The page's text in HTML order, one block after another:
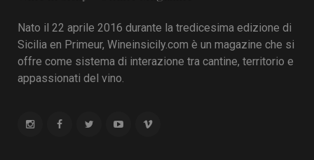
Nato il 22 aprile 2016 durante la tredicesima edizione di
Sicilia en Primeur, Wineinsicily.com è un magazine che si
offre come sistema di interazione tra cantine, territorio e
appassionati del vino.